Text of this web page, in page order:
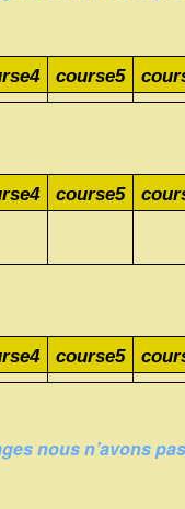
course5
course5
course5
nous n’avons